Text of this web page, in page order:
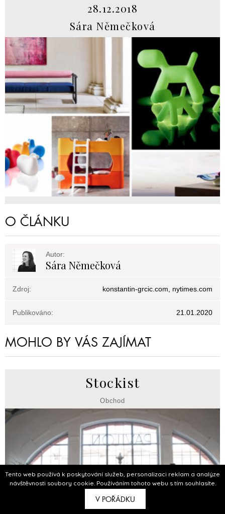
Tento web používá k poskytování služeb, personalizaci reklam a analýze
návštěvnosti soubory cookie. Používáním tohoto webu s tím souhlasíte.
V POŘÁDKU
28.12.2018
Sára Němečková
O ČLÁNKU
Autor:
Sára Němečková
Zdroj: konstantin-grcic.com, nytimes.com
Publikováno: 21.01.2020
MOHLO BY VÁS ZAJÍMAT
Stockist
Obchod